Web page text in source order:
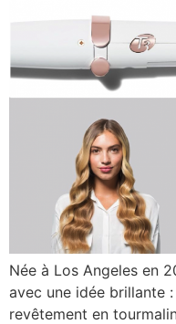
Née à Los Angeles en
avec une idée brillante
revêtement en